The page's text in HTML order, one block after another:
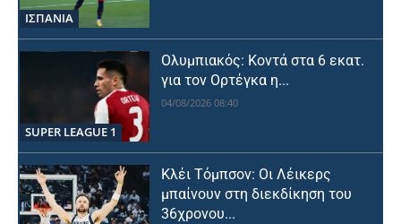
ΙΣΠΑΝΙΑ
SUPER LEAGUE 1
Ολυμπιακός: Κοντά στα 6 εκατ.
για τον Ορτέγκα η...
04/08/2026 08:40
Κλέι Τόμπσον: Οι Λέικερς
μπαίνουν στη διεκδίκηση του
36χρονου...